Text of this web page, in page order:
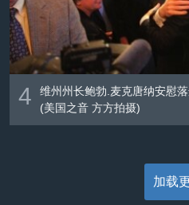
4
维州州长鲍勃.麦克唐纳安慰
(美国之音 方方拍摄)
加载